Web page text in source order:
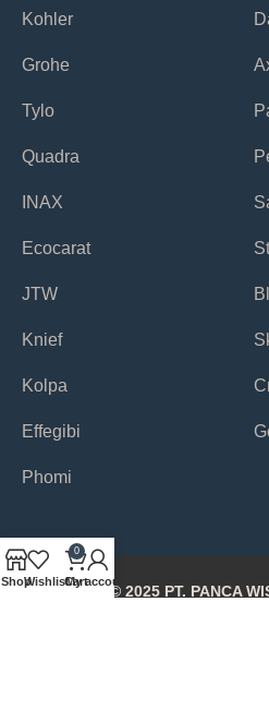
Kohler
Grohe
Tylo
Quadra
INAX
Ecocarat
JTW
Knief
Kolpa
Effegibi
Phomi
Copyright © 2025 PT. PANCA
ShopWishlist
0
Cart
My account